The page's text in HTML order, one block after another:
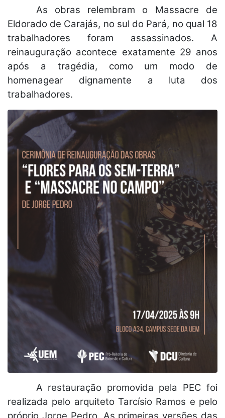
As obras relembram o Massacre de
Eldorado de Carajás, no sul do Pará, no qual 18
trabalhadores foram assassinados. A
reinauguração acontece exatamente 29 anos
após a tragédia, como um modo de
homenagear dignamente a luta dos
trabalhadores.
A restauração promovida pela PEC foi
realizada pelo arquiteto Tarcísio Ramos e pelo
próprio Jorge Pedro. As primeiras versões das